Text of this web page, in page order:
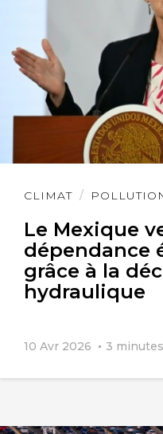
CLIMAT
Le Mexique
dépendance
grâce à la
hydraulique
10 Avr 2026 3 minutes
Lire